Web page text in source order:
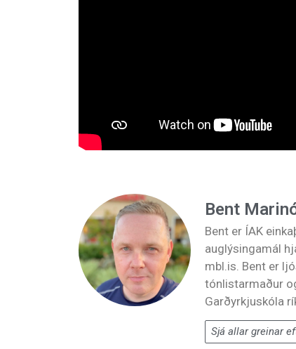
Bent
Bent er ÍAK
auglýsingamál
mbl.is. Bent er
tónlistarmaður
Garðyrkjuskóla
Sjá allar greinar